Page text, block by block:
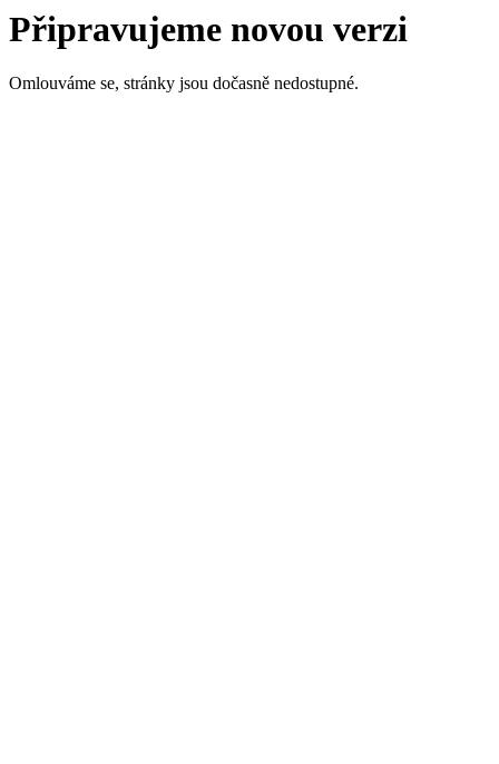
Připravujeme novou verzi
Omlouváme se, stránky jsou dočasně nedostupné.